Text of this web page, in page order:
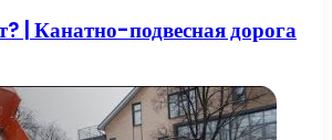
| Канатно-подвесная дорога